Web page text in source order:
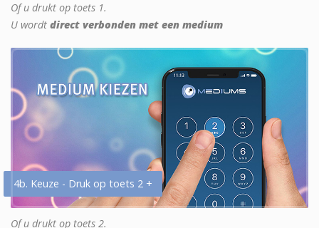
Of u drukt op toets 1.
U wordt direct verbonden met een medium
4b. Keuze - Druk op toets 2 +
Of u drukt op toets 2.